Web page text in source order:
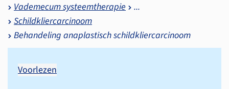
Vademecum systeemtherapie
Schildkliercarcinoom
Behandeling anaplastisch schildkliercarcinoom
Voorlezen